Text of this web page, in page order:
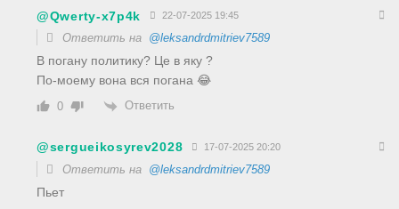
@Qwerty-x7p4k 22-07-2025 19:45
Ответить на @leksandrdmitriev7589
В погану политику? Це в яку ?
По-моему вона вся погана 😂
0 Ответить
@sergueikosyrev2028 17-07-2025 20:20
Ответить на @leksandrdmitriev7589
Пьет